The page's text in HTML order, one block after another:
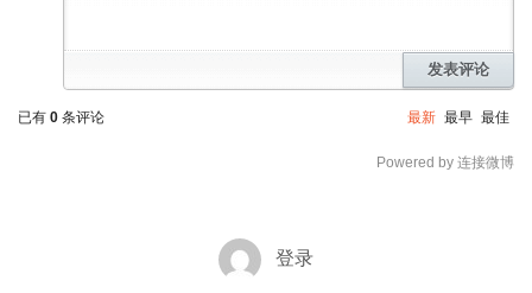
发表评论
已有 0 条评论 最新 最早 最佳
Powered by 连接微博
登录